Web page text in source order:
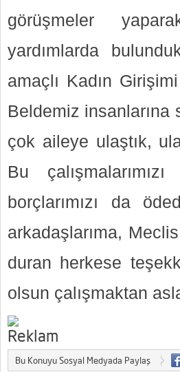
görüşmeler
yardımlarda
amaçlı Kadın
Beldemiz insanlarına
çok aileye ulaştık,
Bu
borçlarımızı da
arkadaşlarıma,
duran herkese
olsun çalışmaktan
Bu Konuyu Sosyal Medyada Paylaş